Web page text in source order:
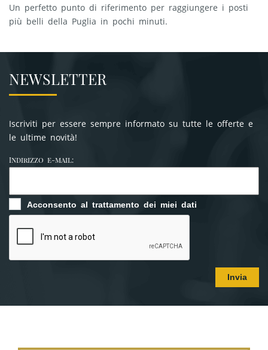
Un perfetto punto di riferimento per raggiungere i posti
più belli della Puglia in pochi minuti.
NEWSLETTER
Iscriviti per essere sempre informato su tutte le offerte e
le ultime novità!
Indirizzo e-mail:
Acconsento al trattamento dei miei dati
Invia